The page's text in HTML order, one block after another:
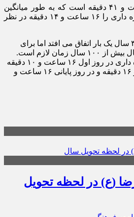
رمضان امسال ۴۷۰ ساعت و ۴۱ دقیقه است که به طور میانگین
می توان سهم هر روز روزه داری را ۱۶ ساعت و ۱۴ دقیقه در نظر
این پدیده گرچه فقط هر ۳۳ سال یک بار اتفاق می افتد اما برای
ایجاد موقعیتی مشابه امسال بیش از ۱۰۰ سال زمان لازم است.
افزون بر این ساعات روزه داری در روز اول ۱۶ ساعت و ۱۰ دقیقه
در پانزدهم آن ۱۶ ساعت و ۱۶ دقیقه و در روز پایانی ۱۶ ساعت و
(ع) در لحظه تحویل